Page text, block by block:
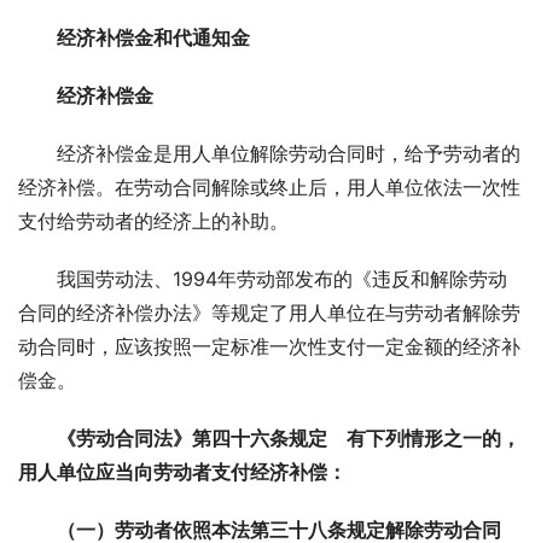
经济补偿金和代通知金
经济补偿金
经济补偿金是用人单位解除劳动合同时，给予劳动者的
经济补偿。在劳动合同解除或终止后，用人单位依法一次性
支付给劳动者的经济上的补助。
我国劳动法、1994年劳动部发布的《违反和解除劳动
合同的经济补偿办法》等规定了用人单位在与劳动者解除劳
动合同时，应该按照一定标准一次性支付一定金额的经济补
偿金。
《劳动合同法》第四十六条规定　有下列情形之一的，
用人单位应当向劳动者支付经济补偿：
（一）劳动者依照本法第三十八条规定解除劳动合同